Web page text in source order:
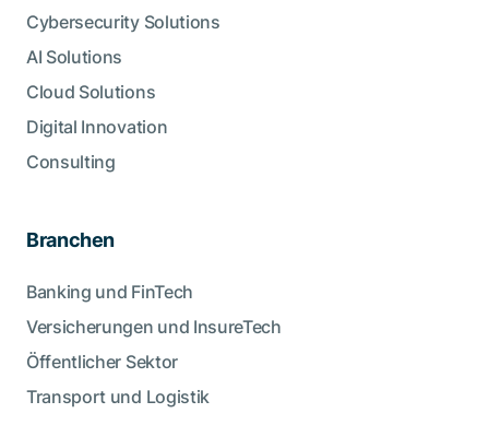
Cybersecurity Solutions
AI Solutions
Cloud Solutions
Digital Innovation
Consulting
Branchen
Banking und FinTech
Versicherungen und InsureTech
Öffentlicher Sektor
Transport und Logistik